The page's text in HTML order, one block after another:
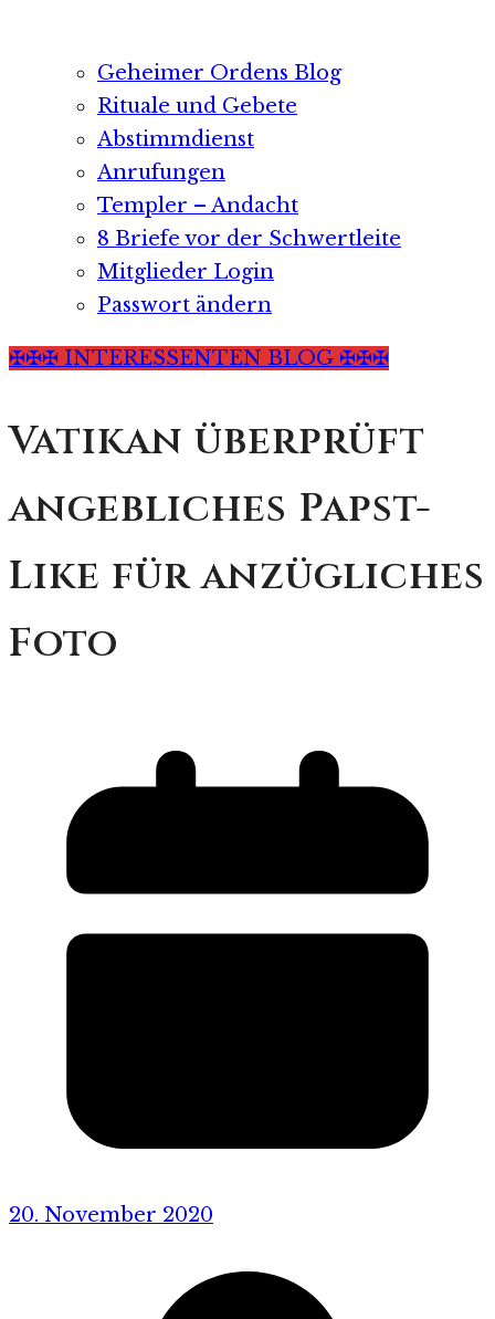
Geheimer Ordens Blog
Rituale und Gebete
Abstimmdienst
Anrufungen
Templer – Andacht
8 Briefe vor der Schwertleite
Mitglieder Login
Passwort ändern
✠✠✠ INTERESSENTEN BLOG ✠✠✠
Vatikan überprüft
angebliches Papst-
Like für anzügliches
Foto
20. November 2020